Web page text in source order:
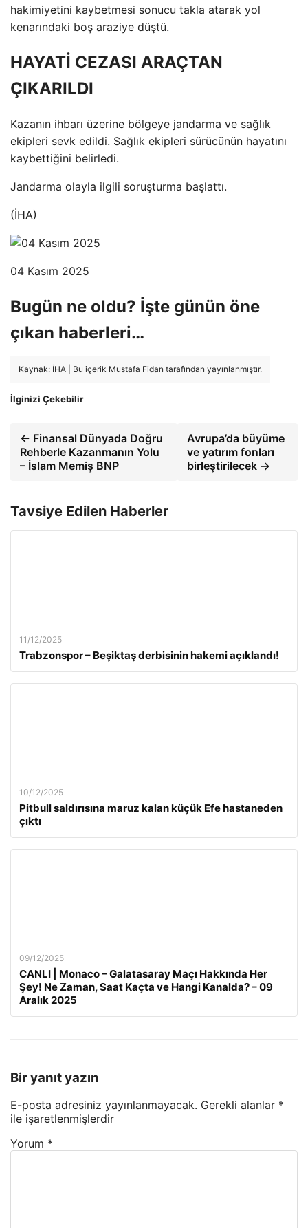
hakimiyetini kaybetmesi sonucu takla atarak yol
kenarındaki boş araziye düştü.
HAYATİ CEZASI ARAÇTAN
ÇIKARILDI
Kazanın ihbarı üzerine bölgeye jandarma ve sağlık
ekipleri sevk edildi. Sağlık ekipleri sürücünün hayatını
kaybettiğini belirledi.
Jandarma olayla ilgili soruşturma başlattı.
(İHA)
04 Kasım 2025
Bugün ne oldu? İşte günün öne
çıkan haberleri…
Kaynak: İHA | Bu içerik Mustafa Fidan tarafından yayınlanmıştır.
İlginizi Çekebilir
← Finansal Dünyada Doğru
Rehberle Kazanmanın Yolu
– İslam Memiş BNP
Avrupa’da büyüme
ve yatırım fonları
birleştirilecek →
Tavsiye Edilen Haberler
11/12/2025
Trabzonspor – Beşiktaş derbisinin hakemi açıklandı!
10/12/2025
Pitbull saldırısına maruz kalan küçük Efe hastaneden
çıktı
09/12/2025
CANLI | Monaco – Galatasaray Maçı Hakkında Her
Şey! Ne Zaman, Saat Kaçta ve Hangi Kanalda? – 09
Aralık 2025
Bir yanıt yazın
E-posta adresiniz yayınlanmayacak. Gerekli alanlar *
ile işaretlenmişlerdir
Yorum *